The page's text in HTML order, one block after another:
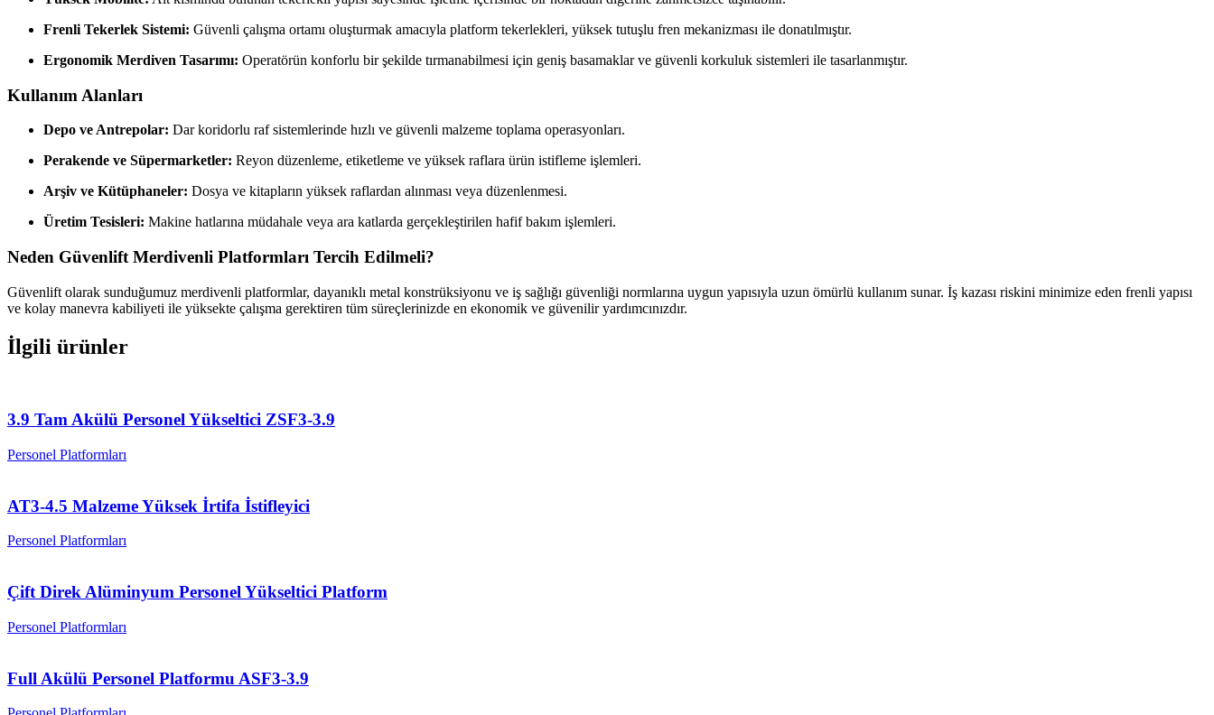
Frenli Tekerlek Sistemi: Güvenli çalışma ortamı oluşturmak amacıyla platform tekerlekleri, yüksek tutuşlu fren mekanizması ile donatılmıştır.
Ergonomik Merdiven Tasarımı: Operatörün konforlu bir şekilde tırmanabilmesi için geniş basamaklar ve güvenli korkuluk sistemleri ile tasarlanmıştır.
Kullanım Alanları
Depo ve Antrepolar: Dar koridorlu raf sistemlerinde hızlı ve güvenli malzeme toplama operasyonları.
Perakende ve Süpermarketler: Reyon düzenleme, etiketleme ve yüksek raflara ürün istifleme işlemleri.
Arşiv ve Kütüphaneler: Dosya ve kitapların yüksek raflardan alınması veya düzenlenmesi.
Üretim Tesisleri: Makine hatlarına müdahale veya ara katlarda gerçekleştirilen hafif bakım işlemleri.
Neden Güvenlift Merdivenli Platformları Tercih Edilmeli?
Güvenlift olarak sunduğumuz merdivenli platformlar, dayanıklı metal konstrüksiyonu ve iş sağlığı güvenliği normlarına uygun yapısıyla uzun ömürlü kullanım sunar. İş kazası riskini minimize eden frenli yapısı
ve kolay manevra kabiliyeti ile yüksekte çalışma gerektiren tüm süreçlerinizde en ekonomik ve güvenilir yardımcınızdır.
İlgili ürünler
3.9 Tam Akülü Personel Yükseltici ZSF3-3.9
Personel Platformları
AT3-4.5 Malzeme Yüksek İrtifa İstifleyici
Personel Platformları
Çift Direk Alüminyum Personel Yükseltici Platform
Personel Platformları
Full Akülü Personel Platformu ASF3-3.9